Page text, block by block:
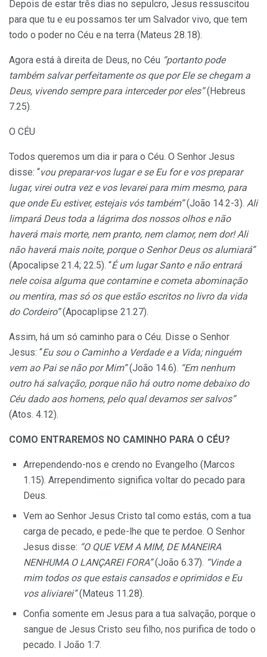
Depois de estar três dias no sepulcro, Jesus ressuscitou
para que tu e eu possamos ter um Salvador vivo, que tem
todo o poder no Céu e na terra (Mateus 28.18).
Agora está à direita de Deus, no Céu “portanto pode
também salvar perfeitamente os que por Ele se chegam a
Deus, vivendo sempre para interceder por eles”(Hebreus
7.25).
O CÉU
Todos queremos um dia ir para o Céu. O Senhor Jesus
disse: “vou preparar-vos lugar e se Eu for e vos preparar
lugar, virei outra vez e vos levarei para mim mesmo, para
que onde Eu estiver, estejais vós também”(João 14.2-3). Ali
limpará Deus toda a lágrima dos nossos olhos e não
haverá mais morte, nem pranto, nem clamor, nem dor! Ali
não haverá mais noite, porque o Senhor Deus os alumiará”
(Apocalipse 21.4; 22.5). “É um lugar Santo e não entrará
nele coisa alguma que contamine e cometa abominação
ou mentira, mas só os que estão escritos no livro da vida
do Cordeiro”(Apocaplipse 21.27).
Assim, há um só caminho para o Céu. Disse o Senhor
Jesus: “Eu sou o Caminho a Verdade e a Vida; ninguém
vem ao Pai se não por Mim”(João 14.6). “Em nenhum
outro há salvação, porque não há outro nome debaixo do
Céu dado aos homens, pelo qual devamos ser salvos”
(Atos. 4.12).
COMO ENTRAREMOS NO CAMINHO PARA O CÉU?
Arrependendo-nos e crendo no Evangelho (Marcos
1.15). Arrependimento significa voltar do pecado para
Deus.
Vem ao Senhor Jesus Cristo tal como estás, com a tua
carga de pecado, e pede-lhe que te perdoe. O Senhor
Jesus disse: “O QUE VEM A MIM, DE MANEIRA
NENHUMA O LANÇAREI FORA”(João 6.37). “Vinde a
mim todos os que estais cansados e oprimidos e Eu
vos aliviarei”(Mateus 11.28).
Confia somente em Jesus para a tua salvação, porque o
sangue de Jesus Cris­to seu filho, nos purifica de todo o
pecado. I João 1:7.